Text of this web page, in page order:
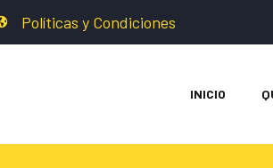
Políticas y Condiciones
INICIO